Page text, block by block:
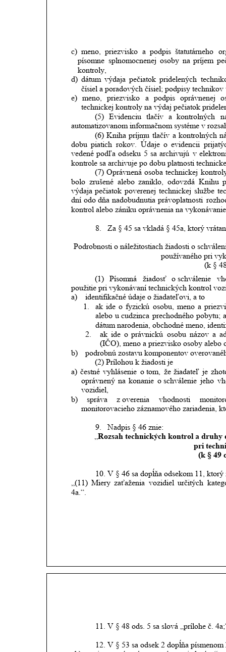
c) meno, priezvisko a podpis štatutárneho
písomne splnomocnenej osoby na príjem
kontroly,
d) dátum výdaja pečiatok pridelených
čísiel a poradových čísiel; podpisy
e) meno, priezvisko a podpis oprávnenej
technickej kontroly na výdaj pečiatok
(5) Evidenciu tlačív a kontrolných
automatizovanom informačnom systéme v
(6) Kniha príjmu tlačív a kontrolných
dobu piatich rokov. Údaje o evidencii
vedené podľa odseku 5 sa archivujú v
kontrole sa archivuje po dobu platnosti
(7) Oprávnená osoba technickej
bolo zrušené alebo zaniklo, odovzdá Knihu
výdaja pečiatok poverenej technickej službe
dní odo dňa nadobudnutia právoplatnosti
kontrol alebo zániku oprávnenia na
8. Za § 45 sa vkladá § 45a, ktorý
Podrobnosti o náležitostiach žiadosti o
používaného pri
(k §
(1)
Písomná žiadosť o schválenie
použitie pri vykonávaní technických kontrol
a)
identifikačné údaje o žiadateľovi, a to
1.
ak ide o fyzickú osobu, meno a
alebo u cudzinca prechodného pobytu;
dátum narodenia, obchodné meno,
2.
ak ide o právnickú osobu názov a
(IČO), meno a priezvisko osoby alebo
b)
podrobnú zostavu komponentov
(2) Prílohou k žiadosti je
a) čestné vyhlásenie o tom, že žiadateľ je
oprávnený na konanie o schválenie jeho
vozidiel,
b)
správa z overenia vhodnosti
monitorovacieho záznamového zariadenia,
9.
Nadpis § 46 znie:
Rozsah technických kontrol a
pri
(k § 49
10. V § 46 sa dopĺňa odsekom 11, ktorý
„(11) Miery zaťaženia vozidiel určitých
4a.“.
11. V § 48 ods. 5 sa slová „prílohe č.
12. V § 53 sa odsek 2 dopĺňa